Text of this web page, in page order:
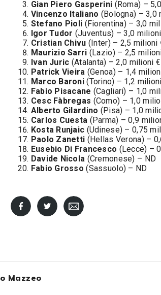
Gian Piero Gasperini (Roma) –
Vincenzo Italiano (Bologna) – 3,0
Stefano Pioli (Fiorentina) – 3,0
Igor Tudor (Juventus) – 3,0
Cristian Chivu (Inter) – 2,5 milioni
Maurizio Sarri (Lazio) – 2,5
Ivan Juric (Atalanta) – 2,0 milioni €
Patrick Vieira (Genoa) – 1,4
Marco Baroni (Torino) – 1,2
Fabio Pisacane (Cagliari) – 1,0
Cesc Fàbregas (Como) – 1,0
Alberto Gilardino (Pisa) – 1,0
Carlos Cuesta (Parma) – 0,9
Kosta Runjaic (Udinese) – 0,75
Paolo Zanetti (Hellas Verona) –
Eusebio Di Francesco (Lecce) –
Davide Nicola (Cremonese) – ND
Fabio Grosso (Sassuolo) – ND
Mazzeo